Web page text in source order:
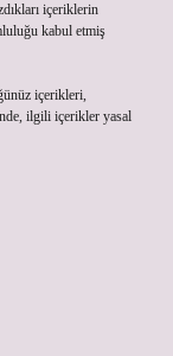
içeriklerin
kabul etmiş
içerikleri,
ilgili içerikler yasal